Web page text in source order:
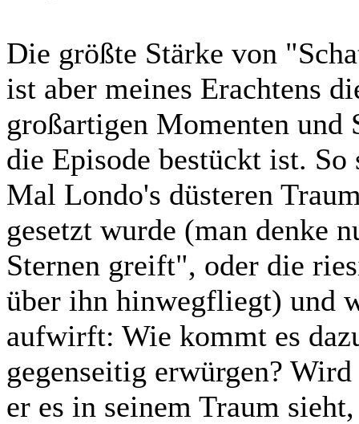
Die größte Stärke von
ist aber meines Erachtens
großartigen Momenten und
die Episode bestückt ist.
Mal Londo's düsteren
gesetzt wurde (man denke
Sternen greift", oder die
über ihn hinwegfliegt) und
aufwirft: Wie kommt es
gegenseitig erwürgen?
er es in seinem Traum